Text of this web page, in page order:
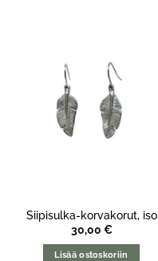
Siipisulka-korvakorut, iso
30,00 €
Lisää ostoskoriin